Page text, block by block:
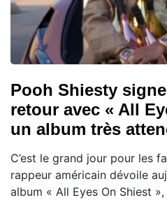
Pooh Shiesty
retour avec « All
un album très
C’est le grand jour pour les
rappeur américain dévoile
album « All Eyes On Shiest